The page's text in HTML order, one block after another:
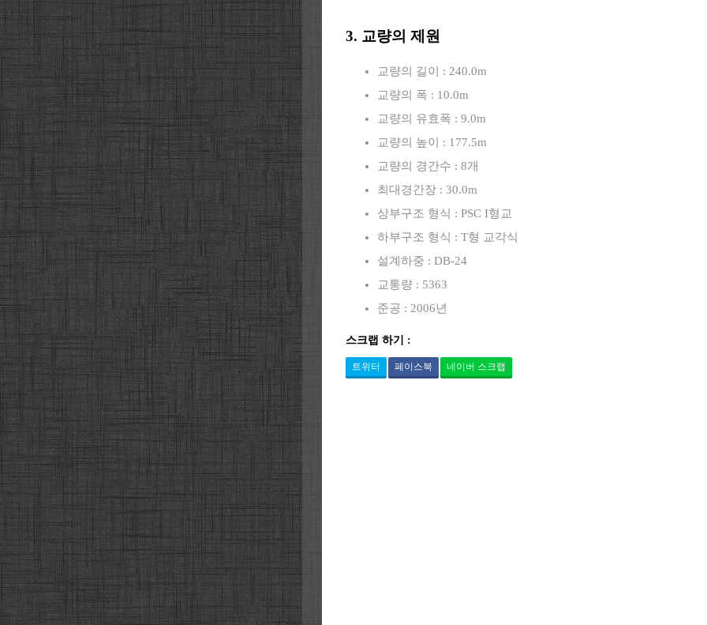
3. 교량의 제원
교량의 길이 : 240.0m
교량의 폭 : 10.0m
교량의 유효폭 : 9.0m
교량의 높이 : 177.5m
교량의 경간수 : 8개
최대경간장 : 30.0m
상부구조 형식 : PSC I형교
하부구조 형식 : T형 교각식
설계하중 : DB-24
교통량 : 5363
준공 : 2006년
스크랩 하기 :
트위터 페이스북 네이버 스크랩